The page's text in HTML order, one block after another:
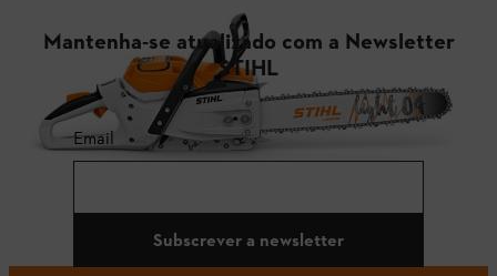
Mantenha-se atualizado com a Newsletter
STIHL
Email
Subscrever a newsletter